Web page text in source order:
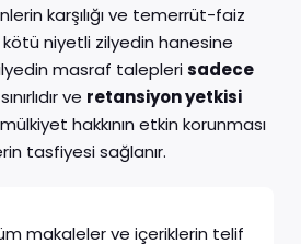
karşılığı ve temerrüt-faiz
niyetli zilyedin hanesine
zilyedin masraf taleplerisadece
sınırlıdır ve retansiyon yetkisi
hakkının etkin korunması
tasfiyesi sağlanır.
makaleler ve içeriklerin telif